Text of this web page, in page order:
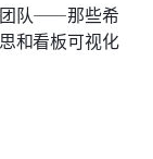
团队——那些希
和看板可视化